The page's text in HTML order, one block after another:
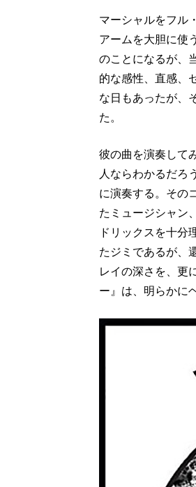
マーシャルをフル
アームを大胆に使
のことになるが、
的な感性、直感、
な日もあったが、
た。
彼の曲を演奏して
人ならわかるだろ
に演奏する。その
たミュージシャン
ドリックスを十分
たジミであるが、
レイの深さを、更
ー』は、明らかに